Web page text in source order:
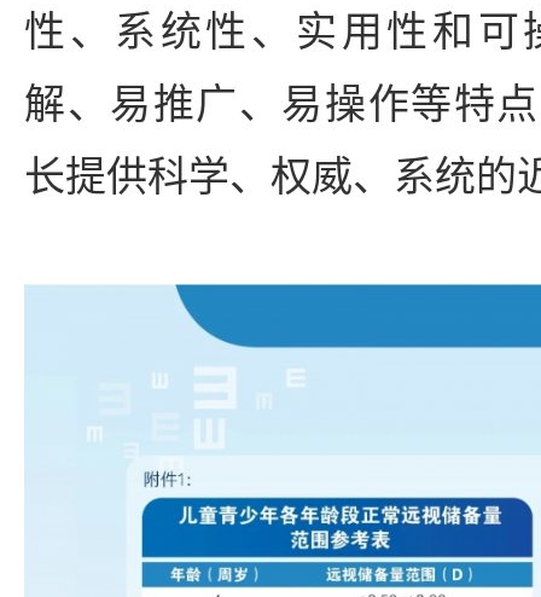
性、系统性、实用性和可
解、易推广、易操作等特
长提供科学、权威、系统的